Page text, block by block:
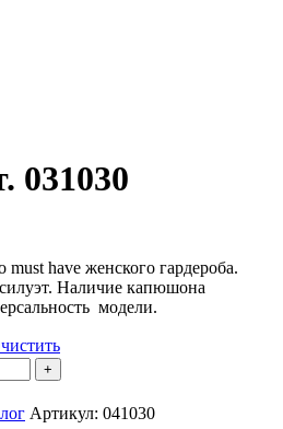
031030
have женского гардероба.
Наличие капюшона
модели.
Артикул: 041030